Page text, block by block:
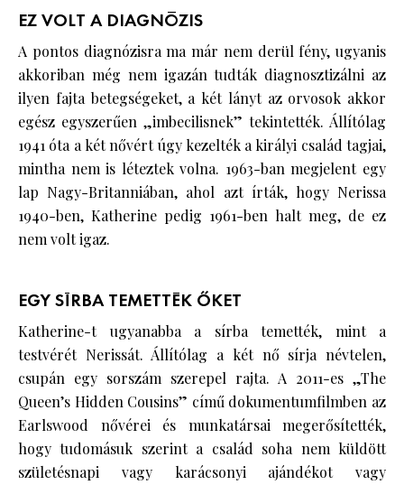
EZ VOLT A DIAGNÓZIS
A pontos diagnózisra ma már nem derül fény, ugyanis
akkoriban még nem igazán tudták diagnosztizálni az
ilyen fajta betegségeket, a két lányt az orvosok akkor
egész egyszerűen „imbecilisnek” tekintették. Állítólag
1941 óta a két nővért úgy kezelték a királyi család tagjai,
mintha nem is léteztek volna. 1963-ban megjelent egy
lap Nagy-Britanniában, ahol azt írták, hogy Nerissa
1940-ben, Katherine pedig 1961-ben halt meg, de ez
nem volt igaz.
EGY SÍRBA TEMETTÉK ŐKET
Katherine-t ugyanabba a sírba temették, mint a
testvérét Nerissát. Állítólag a két nő sírja névtelen,
csupán egy sorszám szerepel rajta. A 2011-es „The
Queen’s Hidden Cousins” című dokumentumfilmben az
Earlswood nővérei és munkatársai megerősítették,
hogy tudomásuk szerint a család soha nem küldött
születésnapi vagy karácsonyi ajándékot vagy